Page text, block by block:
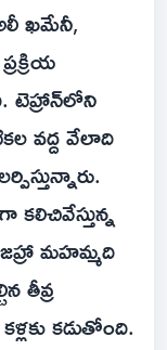
ఖమేనీ,
టెహ్రాన్‌లోని
వద్ద వేలాది
మహమ్మది
తీవ్ర
కడుతోంది.